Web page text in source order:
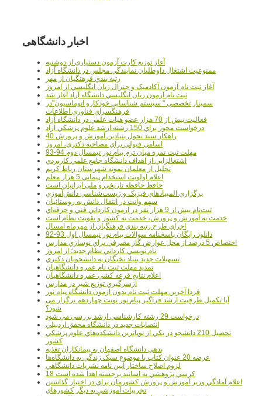
اخبار دانشگاهی
آغاز توزيع کارت آزمون دستياري از دوشنبه
ممنوعيت اشتغال داوطلبان نمايندگي مجلس در دانشگاه آزاد
رتبه بندي فرهنگيان از مهر
آغاز ثبت نام آزمون آکادميک و جنرال زبان انگليسي از امروز
ثبت نام آزمون زبان انگليسي دانشگاه آزاد آغاز شد
سمينار تخصصي " سيستم شناسايي خودکارو اتوماسيون"در
فرهنگسراي فناوري اطلاعات
فعاليت بيش از 70 هزار عضو هيات علمي در دانشگاه آزاد
درخواست مجوز براي 150 رشته ارشد علوم پزشکي آزاد
40 راهکار سند تحول بنيادين آموزش و پرورش
اسامي قبولي براي مصاحبه دکتري، امروز
مهلت ثبت نمره میان ترم پیام نور نیمسال دوم 94-93
اشتغالزايي از اهداف دانشگاه جامع علمي کاربردي
تجليل از معلمان نمونه شهرستان رباط کريم
اعلام اولويت استخدام پيماني 5 هزار معلم
حافظ حافظه تاريخي و ملي ايرانيان است
برگزاري المپيادهاي فيزيک و زيست‌شناسي دانش‌آموزي
سهم وانت در انتقال دانش به روستائيان
ثبت‌نام بيش از 9 هزار نفر در آزمون کارداني فني و حرفه‌اي
خدمت به آموزش و پرورش، خدمت به کشور و تقويت نظام است
اجراي طرح رتبه بندي فرهنگيان از مهرماه امسال
دانلود رایگان پاسخنامه سوالات پیام نور نیمسال اول 93-92
اختصاص 5 درصد از محل عوارض گاز مصرفي براي نوسازي مدارس
نام نويسي کارداني نظام جديد؛ از امروز
تسهيلات جديد بنياد نخبگان به دانشجويان دکتري
تمديد مهلت ثبت نام عمره دانشگاهيان
اعلام نتايج قرعه کشي عمره دانشگاهيان
ازسرگيري توزيع شير در مدارس
فردا آخرین مهلت ثبت نام بدون آزمون دانشگاه پیام نور
آیا تکمیل ظرفیت ارشد فراگیر پیام نور نوبت چهاردهم برگزار می
شود؟
درخواست 29 رشته کارشناسي ارشد بررسي مي شود
انتصابات جديد در دانشگاه محقق اردبيلي
تحصيل 210 دانشجو در يکي از نوپاترين دانشکده‌هاي علوم پزشکي
کشور
بدهي دانشگاه اصفهان به پيمانکاران تغذيه
عرضه 20 عنوان کتاب با موضوع سبک زندگي به دانشگاه‌ها
لزوم اصلاح ساختار آيين نامه نشريات دانشگاهي
18 کرسي پژوهشي به اساتيد برجسته اهدا شده است
اعلام آمادگي وزير آموزش و پرورش کشورمان براي در اختيار گذاشتن
تجربيات آموزشي به ديگر کشورهاي